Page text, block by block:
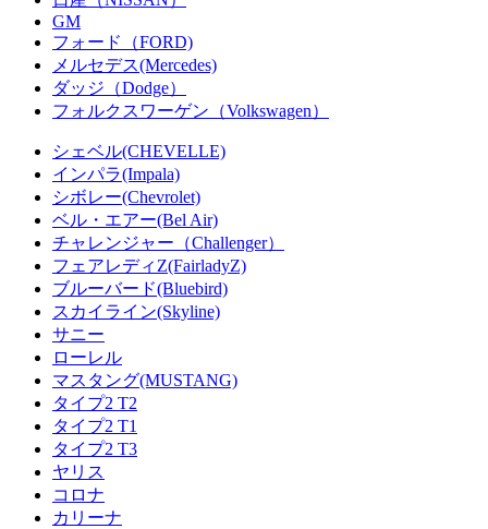
GM
フォード（FORD)
メルセデス(Mercedes)
ダッジ（Dodge）
フォルクスワーゲン（Volkswagen）
シェベル(CHEVELLE)
インパラ(Impala)
シボレー(Chevrolet)
ベル・エアー(Bel Air)
チャレンジャー（Challenger）
フェアレディZ(FairladyZ)
ブルーバード(Bluebird)
スカイライン(Skyline)
サニー
ローレル
マスタング(MUSTANG)
タイプ2 T2
タイプ2 T1
タイプ2 T3
ヤリス
コロナ
カリーナ